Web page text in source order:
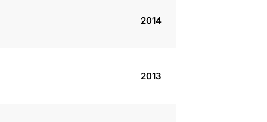
2014
2013